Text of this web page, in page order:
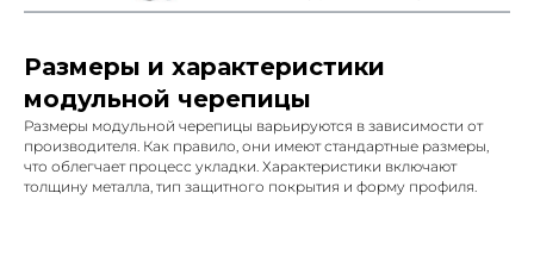
Размеры и характеристики
модульной черепицы
Размеры модульной черепицы варьируются в зависимости от
производителя. Как правило, они имеют стандартные размеры,
что облегчает процесс укладки. Характеристики включают
толщину металла, тип защитного покрытия и форму профиля.